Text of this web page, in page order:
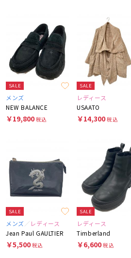
SALE
メンズ
NEW BALANCE
￥19,800税込
SALE
レディース
USAATO
￥14,300税込
SALE
メンズ
レディース
Jean Paul GAULTIER
￥5,500税込
SALE
レディース
Timberland
￥6,600税込